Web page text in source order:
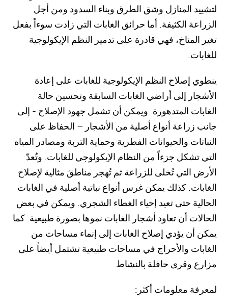
لتشييد المنازل وشق الطرق وبناء السدود ومن أجل
الزراعة الكثيفة. أما حرائق الغابات التي زادت سوءاً بفعل
تغير المناخ، فهي قادرة على تدمير النظم الإيكولوجية
للغابات.
ينطوي إصلاح النظم الإيكولوجية للغابات على إعادة
الأشجار إلى أراضي الغابات السابقة وتحسين حالة
الغابات المتدهورة. ويمكن أن تشمل جهود الإصلاح - إلى
جانب زراعة أنواع أصلية من الأشجار – الحفاظ على
النباتات والحيوانات الفطرية وحماية التربة ومصادر المياه
التي تشكل جزءاً من النظام الإيكولوجي للغابات. وتُعدّ
الأرض التي تُخلى للزراعة ثم تُهجر مناطقَ مثالية لإصلاح
الغابات. كذلك يمكن غرس أنواع نباتية أصلية في الغابات
الحالية حتى تعيد إحياء الغطاء الشجري. ويمكن في بعض
الحالات أن تعاود أشجار الغابات نموها بصورة طبيعية. كما
يمكن أن يؤدي إصلاح الغابات إلى إنماء مساحات من
الغابات والأحراج في مساحات طبيعية تشتمل أيضاً على
مزارع وقرى حافلة بالنشاط.
لمعرفة معلومات أكثر: